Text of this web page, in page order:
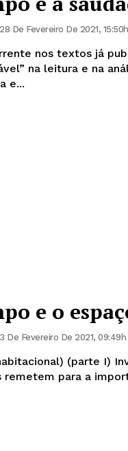
28 De Fevereiro De 2021, 15:50h
nos textos já
na leitura e na
e...
e o
3 De Fevereiro De 2021, 09:49h
I) Invariavelmente, os textos já escritos e
remetem para a